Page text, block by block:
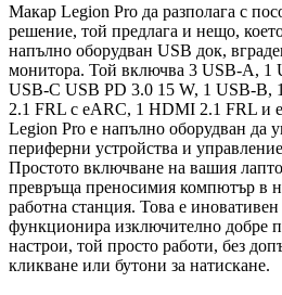
Макар Legion Pro да разполага с
решение, той предлага и нещо,
напълно оборудван USB док,
монитора. Той включва 3 USB-A, 1
USB-C USB PD 3.0 15 W, 1 USB-B,
2.1 FRL с eARC, 1 HDMI 2.1 FRL и
Legion Pro е напълно оборудван да
периферни устройства и
Простото включване на вашия
превръща преносимия компютър в
работна станция. Това е
функционира изключително добре
настрои, той просто работи, без
кликване или бутони за натискане.